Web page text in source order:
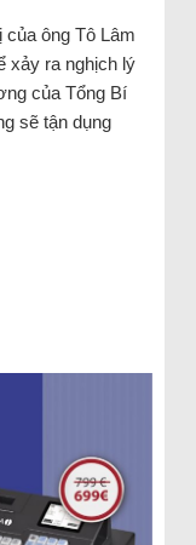
ông Tô Lâm
xảy ra nghịch lý
của Tổng Bí
sẽ tận dụng